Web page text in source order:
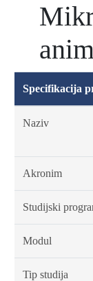
Specifikacija
Naziv
Akronim
Studijski
Modul
Tip studija